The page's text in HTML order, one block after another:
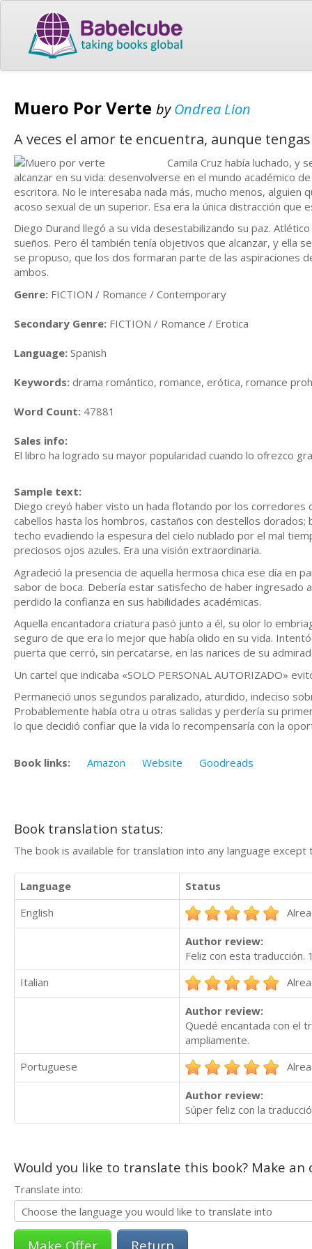
Muero Por Verte byOndrea Lion
A veces el amor te encuentra, aunque
Camila Cruz había luchado, y
alcanzar en su vida: desenvolverse en el mundo académico
escritora. No le interesaba nada más, mucho menos,
acoso sexual de un superior. Esa era la única distracción que
Diego Durand llegó a su vida desestabilizando su paz.
sueños. Pero él también tenía objetivos que alcanzar, y ella
se propuso, que los dos formaran parte de las aspiraciones
ambos.
Genre: FICTION / Romance / Contemporary
Secondary Genre: FICTION / Romance / Erotica
Language: Spanish
Keywords: drama romántico, romance, erótica, romance
Word Count: 47881
Sales info:
El libro ha logrado su mayor popularidad cuando lo ofrezco
Sample text:
Diego creyó haber visto un hada flotando por los corredores
cabellos hasta los hombros, castaños con destellos
techo evadiendo la espesura del cielo nublado por el mal
preciosos ojos azules. Era una visión extraordinaria.
Agradeció la presencia de aquella hermosa chica ese día en
sabor de boca. Debería estar satisfecho de haber
perdido la confianza en sus habilidades académicas.
Aquella encantadora criatura pasó junto a él, su olor lo
seguro de que era lo mejor que había olido en su vida.
puerta que cerró, sin percatarse, en las narices de su
Un cartel que indicaba «SOLO PERSONAL AUTORIZADO»
Permaneció unos segundos paralizado, aturdido, indeciso
Probablemente había otra u otras salidas y perdería su
lo que decidió confiar que la vida lo recompensaría con la
Book links: Amazon Website Goodreads
Book translation status:
The book is available for translation into any language
Language
Status
English
Author review:
Feliz con esta traducción.
Italian
Author review:
Quedé encantada con el
ampliamente.
Portuguese
Author review:
Súper feliz con la
Would you like to translate this book? Make
Translate into:
Return